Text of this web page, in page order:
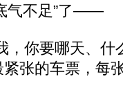
气不足”了——
你要哪天、什
张的车票，每